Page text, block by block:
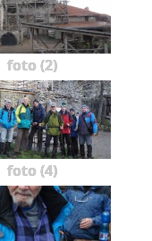
foto (2)
foto (4)